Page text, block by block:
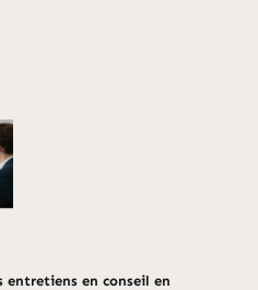
entretiens en conseil en